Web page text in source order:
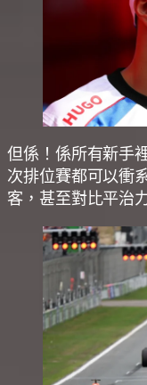
但係！係所有新手
次排位賽都可以衝
客，甚至對比平治